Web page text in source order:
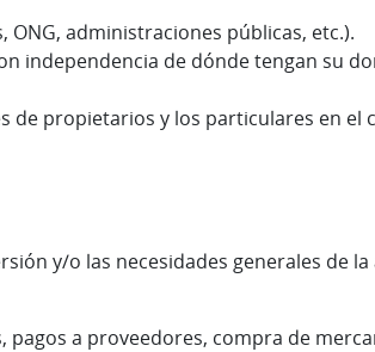
administraciones públicas, etc.).
independencia de dónde tengan su
propietarios y los particulares en el
y/o las necesidades generales de
a proveedores, compra de